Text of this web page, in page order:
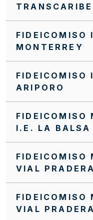
TRANSCARIBE
FIDEICOMISO
MONTERREY
FIDEICOMISO
ARIPORO
FIDEICOMISO
I.E. LA BALSA
FIDEICOMISO
VIAL
FIDEICOMISO
VIAL